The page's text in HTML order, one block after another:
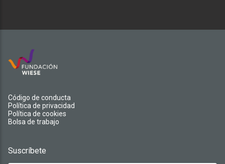
Código de conducta
Política de privacidad
Política de cookies
Bolsa de trabajo
Suscríbete